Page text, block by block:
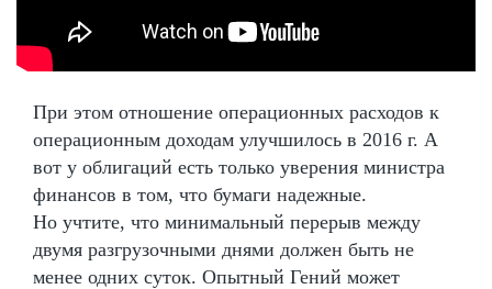
При этом отношение операционных расходов к
операционным доходам улучшилось в 2016 г. А
вот у облигаций есть только уверения министра
финансов в том, что бумаги надежные.
Но учтите, что минимальный перерыв между
двумя разгрузочными днями должен быть не
менее одних суток. Опытный Гений может